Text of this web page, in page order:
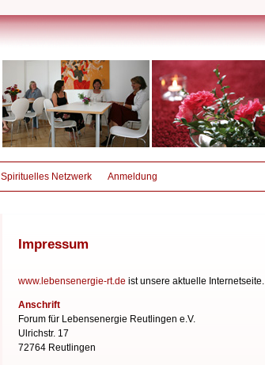
Spirituelles Netzwerk Anmeldung
Impressum
www.lebensenergie-rt.de ist unsere aktuelle Internetseite.
Anschrift
Forum für Lebensenergie Reutlingen e.V.
Ulrichstr. 17
72764 Reutlingen